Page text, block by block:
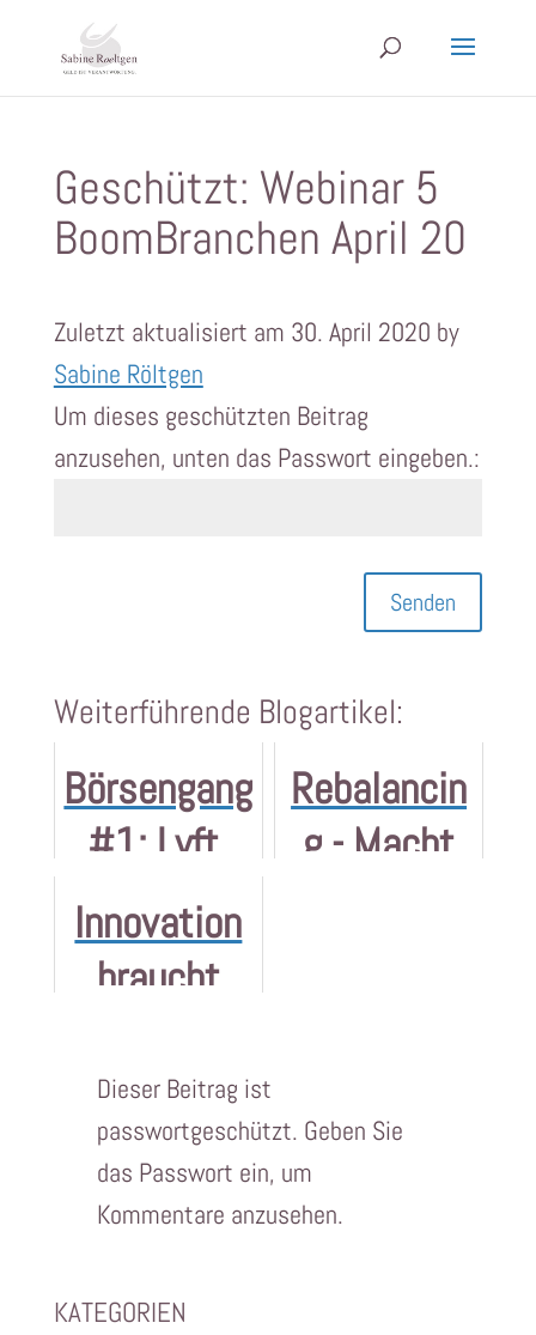
Geschützt: Webinar 5
BoomBranchen April 20
Zuletzt aktualisiert am 30. April 2020 by
Sabine Röltgen
Um dieses geschützten Beitrag
anzusehen, unten das Passwort eingeben.:
Senden
Weiterführende Blogartikel:
Börsengang
#1: Lyft,
Pinterest,
Zoom
Rebalancin
g - Macht
Innovation
braucht
heit
Dieser Beitrag ist
passwortgeschützt. Geben Sie
das Passwort ein, um
Kommentare anzusehen.
KATEGORIEN